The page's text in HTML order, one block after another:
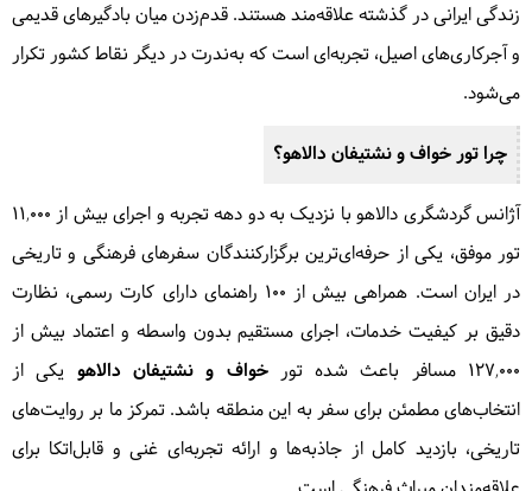
زندگی ایرانی در گذشته علاقه‌مند هستند. قدم‌زدن میان بادگیرهای قدیمی
و آجرکاری‌های اصیل، تجربه‌ای است که به‌ندرت در دیگر نقاط کشور تکرار
می‌شود.
چرا تور خواف و نشتیفان دالاهو؟
آژانس گردشگری دالاهو با نزدیک به دو دهه تجربه و اجرای بیش از ۱۱,۰۰۰
تور موفق، یکی از حرفه‌ای‌ترین برگزارکنندگان سفرهای فرهنگی و تاریخی
در ایران است. همراهی بیش از ۱۰۰ راهنمای دارای کارت رسمی، نظارت
دقیق بر کیفیت خدمات، اجرای مستقیم بدون واسطه و اعتماد بیش از
۱۲۷,۰۰۰ مسافر باعث شده تور
خواف و نشتیفان دالاهو یکی از
انتخاب‌های مطمئن برای سفر به این منطقه باشد. تمرکز ما بر روایت‌های
تاریخی، بازدید کامل از جاذبه‌ها و ارائه تجربه‌ای غنی و قابل‌اتکا برای